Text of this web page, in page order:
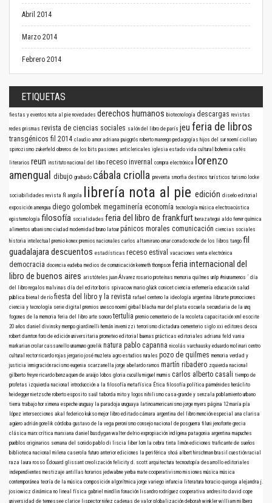
Abril 2014
Marzo 2014
Febrero 2014
ETIQUETAS
fiestas y eventos nota al pie novedades derechos humanos biotecnología descargas revistas
redes prismas revista de ciencias sociales salón del libro de parís jeu feria de libros
transgénicos fil 2014 claudio amor adriana puiggrós roberto marengo pedagogías hijos del sur noemí ciollaro
spinozismo zukerfeld obreros de los bits pasiones anticlericales iglesia estado vida cultural bohemia cafés
literarios reun instituto nacional del libro receso invernal compra electrónica
lorenzo
amengual
dibujo grabado cábala criolla preventa smorfia destinos turísticos turismo locke
sociabilidades revista Ñ angola librería nota al pie edición diseño editorial
exposición amengua diego golombek megaminería economía tecnología música electroacústica
epistemología filosofía socialidades feria del libro de frankfurt berazategui aldo ferrer química
alimentos urbanismo ciudad modernidad bruno latour pánicos morales comunicación ciencias sociales
historia intelectual premio konex premios nacionales carlos altamirano omar corrado noche de los libros tango fil
guadalajaradescuentos estadísticas receso estival vacaciones venta electrónica
democracia docencia eudeba medios de comunicación kenneth thompson feria internacional del
libro de buenos aires aristóteles juan Álvarez rosario proteínas memoria quilmes unlp #niunamenos ´ día
del libro regalos malvinas día del editor boris spivacow mario glück conicet ciencia enfermería educación salud
pública bienal de río fiesta del libro y la revista rafael centeno la ideología argentina librarte promociones
ciencia y tecnología serie digital premios unesco noemí girbal blacha mar del plata escuela secundaria de la unq
fogones de la memoria feria del libro arte sonoro tertulia premio cementerio de la recoleta capacitación xml esocite
20 años daniel divinsky mempo giardinelli hernán invernizzi terrorismo dictadura cementerio siglo xxi editores descu
robert darnton foro de edición universitaria prometeo editorial buenas prácticas editoriales adriana feld vania
markarian crolar cassanello unamuno gorelik natura pablo capanna nicolás varchausky eduardo molinari centro
cultural rector ricardo rojas jergario josé muzlera agro estudios rurales pozo de quilmes memoria verdad y
justicia inmigración racismo eugenia scarzanella jorge abelardo ramos martín ribadero zquierda nacional
gilberto freyre ricardo benzaquen de araújo lobos gloria cucullu miguel murmis carlos alberto casali tiempo de
profetas izquierda nacional introducción a la filosofía metafísica Ética filosofía política parménides heráclito
heidegger nietzsche roberto esposito saúl taborda mito y logos nihilismo casa-grande y senzala poblamiento urbano
tierra trabajo hor ximena espeche uruguay la paradoja uruguaya latinoamericanismo jorge myers página 12 maría pía
lópez intersecciones akal federico kukso mejor libro editado cámara argentina del libro mención especial ana clarisa
agüero adrián gorelik córdoba gustavo de la vega peronismo consejo nacional de posguerra filuni jenofonte grecia
clásica marx crítica marxiana daniel busdygan walter delrio expropiación indígena patagonia argentina mapuches
pueblos originarios semana del sonido pablo di liscia liber lom la cebra tinta limón ediciones traficante de sueños
biblioteca nacional milena caserola futuro anterior ediciones la periférica shoá albert hirschman brasil cuestión racial
raza laura rosso Édouard glissant creolización felicity d. scott arquitectura tecnoutopía desarrollo editoriales
independientes mestizaje antillas horarios jedwabne yerba mate cooperativismo misiones música música
contemporánea teoría de la música composición algorítmica jorge variego infancia literatura horacio quiroga alejandra j.
josiowicz dinámica no lineal física gabriel mindlin fonación lisandro rodríguez cooperativa andresito david cope
universidad de tennessee clarice lispector niñez cadenas de valor globalización deborah winkler william milberg